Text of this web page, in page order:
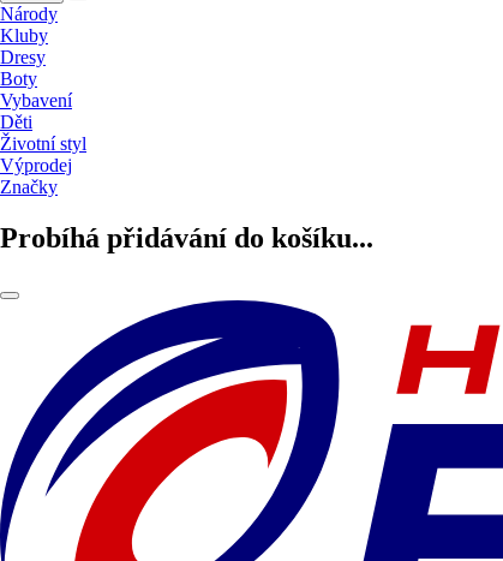
Národy
Kluby
Dresy
Boty
Vybavení
Děti
Životní styl
Výprodej
Značky
Probíhá přidávání do košíku...